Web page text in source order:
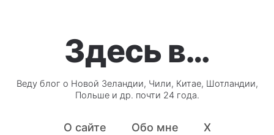
Здесь в…
Веду блог о Новой Зеландии, Чили, Китае, Шотландии,
Польше и др. почти 24 года.
О сайте Обо мне X